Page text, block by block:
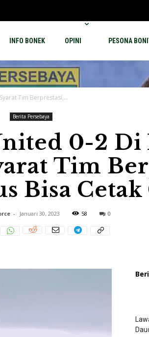
INFO BONEK OPINI PESONA
Tim Berprestasi,...
Berita Persebaya
0-2 Di
Tim
Bisa Cetak
- Januari 30, 2023 58 0